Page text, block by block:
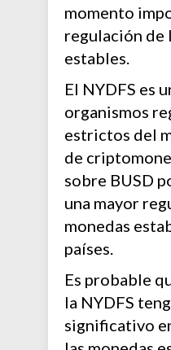
momento
regulación de
estables.
El NYDFS es
organismos
estrictos del
de
sobre BUSD
una mayor
monedas
países.
Es probable
la NYDFS
significativo